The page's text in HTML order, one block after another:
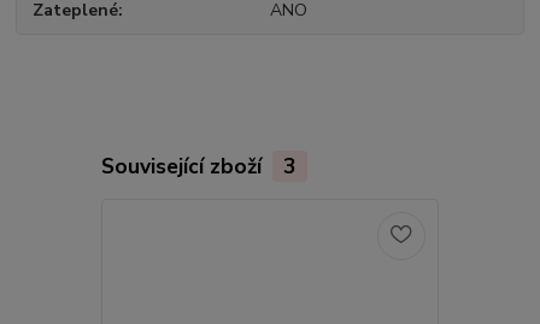
Zateplené ANO
Související zboží 3